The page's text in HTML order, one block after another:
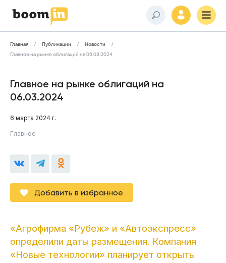
Главная Публикации
Новости
Главное на рынке облигаций на 06.03.2024
Главное на рынке облигаций на
06.03.2024
6 марта 2024 г.
Главное
Добавить в избранное
«Агрофирма «Рубеж» и «Автоэкспресс»
определили даты размещения. Компания
«Новые технологии» планирует открыть